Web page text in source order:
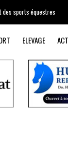
des sports équestres
ELEVAGE